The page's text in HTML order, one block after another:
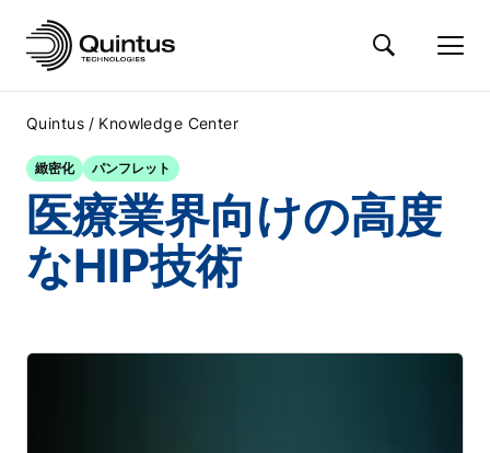
Quintus / Knowledge Center
緻密化 パンフレット
医療業界向けの高度
なHIP技術